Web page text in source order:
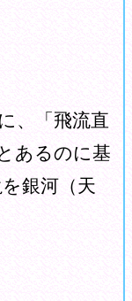
、「飛流直
あるのに基
銀河（天